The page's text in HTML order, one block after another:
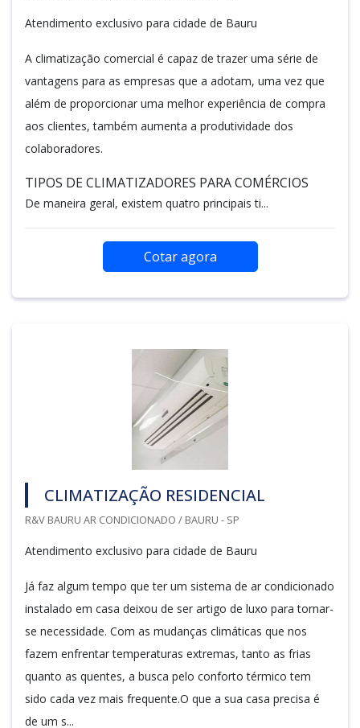
Atendimento exclusivo para cidade de Bauru
A climatização comercial é capaz de trazer uma série de
vantagens para as empresas que a adotam, uma vez que
além de proporcionar uma melhor experiência de compra
aos clientes, também aumenta a produtividade dos
colaboradores.
TIPOS DE CLIMATIZADORES PARA COMÉRCIOS
De maneira geral, existem quatro principais ti...
Cotar agora
CLIMATIZAÇÃO RESIDENCIAL
R&V BAURU AR CONDICIONADO / BAURU - SP
Atendimento exclusivo para cidade de Bauru
Já faz algum tempo que ter um sistema de ar condicionado
instalado em casa deixou de ser artigo de luxo para tornar-
se necessidade. Com as mudanças climáticas que nos
fazem enfrentar temperaturas extremas, tanto as frias
quanto as quentes, a busca pelo conforto térmico tem
sido cada vez mais frequente.O que a sua casa precisa é
de um s...